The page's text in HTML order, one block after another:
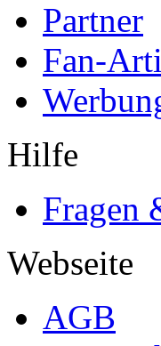
Partner
Fan-
Hilfe
Fragen
Webseite
AGB